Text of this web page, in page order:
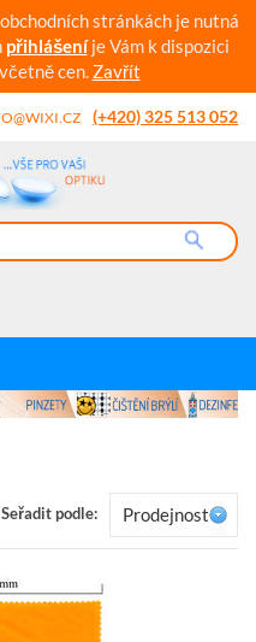
stránkách je nutná
přihlášeníje Vám k dispozici
cen. Zavřít
(+420) 325 513 052
Seřadit podle: Prodejnost